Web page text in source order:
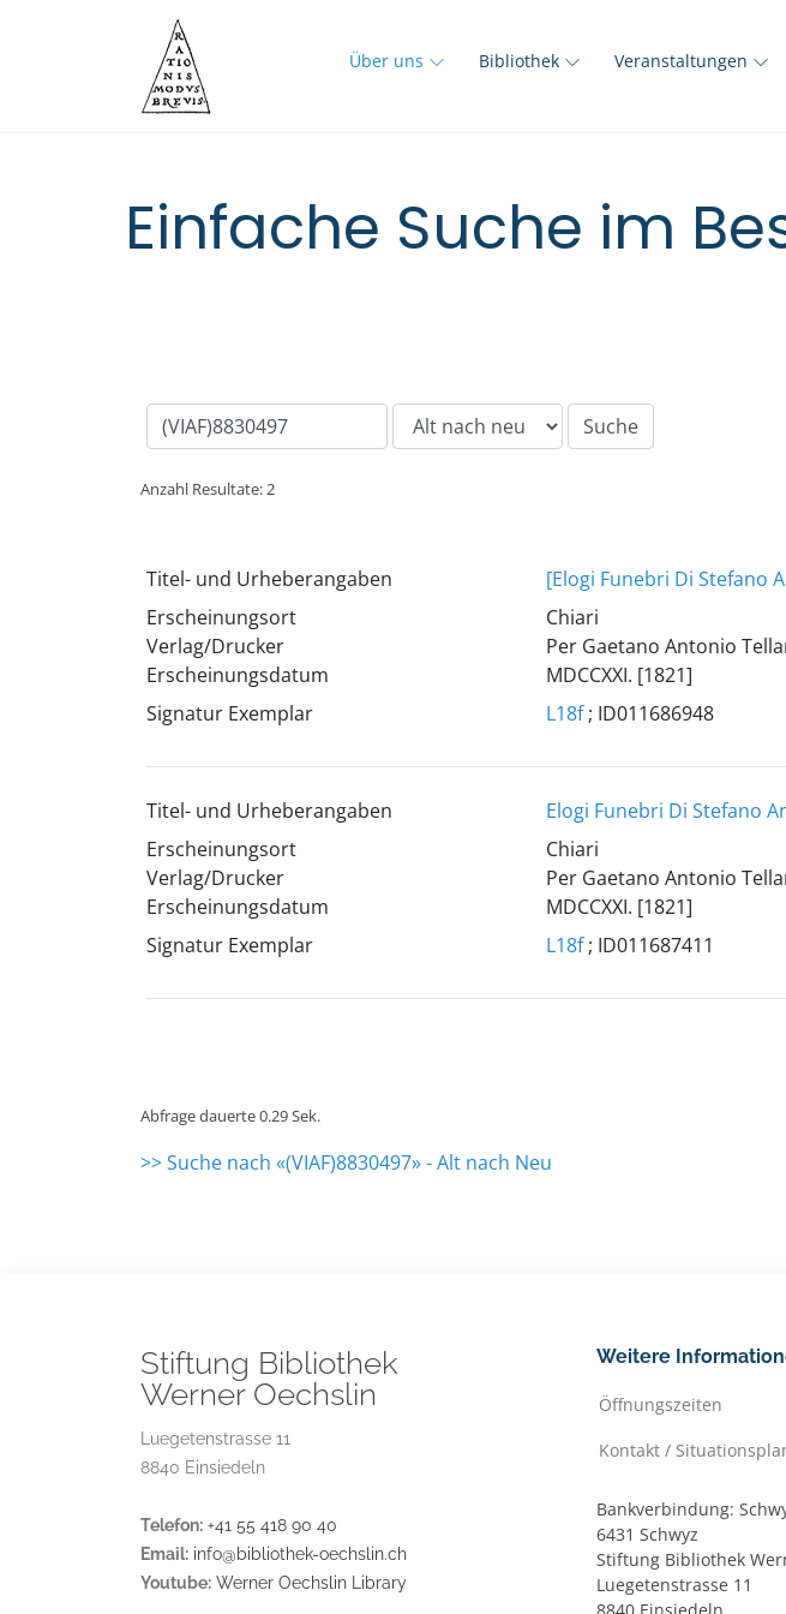
Über uns Bibliothek Veranstaltungen
Einfache Suche im
Anzahl Resultate: 2
Titel- und Urheberangaben
[Elogi Funebri Di Stefano
Erscheinungsort
Verlag/Drucker
Erscheinungsdatum
Chiari
Per Gaetano Antonio
MDCCXXI. [1821]
Signatur Exemplar
L18f; ID011686948
Titel- und Urheberangaben
Elogi Funebri Di Stefano
Erscheinungsort
Verlag/Drucker
Erscheinungsdatum
Chiari
Per Gaetano Antonio
MDCCXXI. [1821]
Signatur Exemplar
L18f; ID011687411
Abfrage dauerte 0.29 Sek.
>> Suche nach «(VIAF)8830497» - Alt nach Neu
Stiftung Bibliothek
Werner Oechslin
Luegetenstrasse 11
8840 Einsiedeln
Telefon: +41 55 418 90 40
Email: info@bibliothek-oechslin.ch
Youtube: Werner Oechslin Library
Weitere
Öffnungszeiten
Kontakt /
Bankverbindung:
6431 Schwyz
Stiftung Bibliothek
Luegetenstrasse 11